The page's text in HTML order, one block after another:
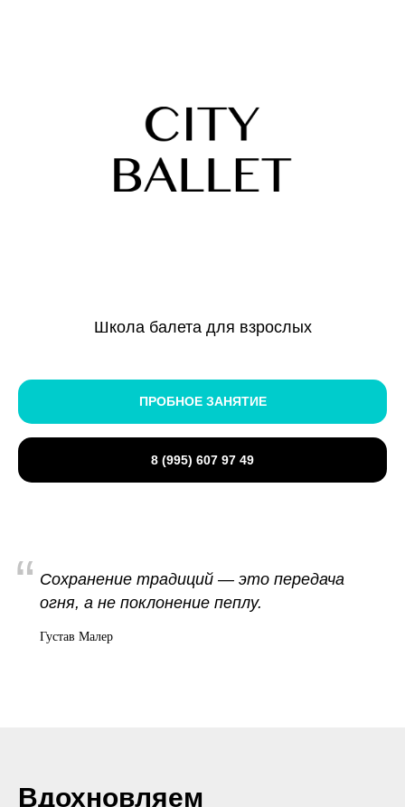
Школа балета для взрослых
ПРОБНОЕ ЗАНЯТИЕ
8 (995) 607 97 49
“ Сохранение традиций — это передача
огня, а не поклонение пеплу.
Густав Малер
Вдохновляем